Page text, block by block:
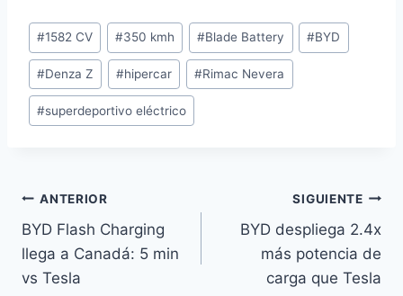
Etiquetas
de
la
entrada:
#1582 CV #350 kmh #Blade Battery #BYD
#Denza Z #hipercar #Rimac Nevera
#superdeportivo eléctrico
Navegación
de
entradas
ANTERIOR
BYD Flash Charging
llega a Canadá: 5 min
vs Tesla
SIGUIENTE
BYD despliega 2.4x
más potencia de
carga que Tesla